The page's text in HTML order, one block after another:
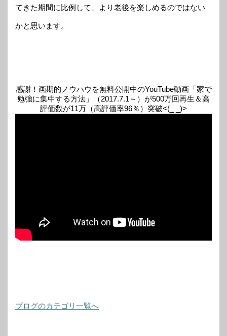
てきた期間に比例して、より老後を楽しめるのではない
かと思います。
感謝！画期的ノウハウを無料公開中のYouTube動画「家で
勉強に集中する方法」（2017.7.1～）が500万回再生＆高
評価数が11万（高評価率96％）突破<(_ _)>
ブログのカテゴリ一覧へ